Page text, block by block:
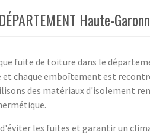
Haute-
fuite de toiture dans le
et chaque emboîtement est
des matériaux d'isolement
les fuites et garantir un